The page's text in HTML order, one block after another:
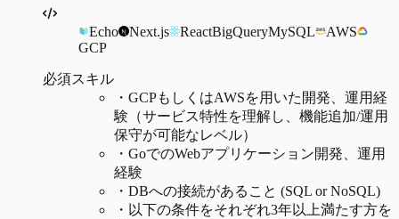
Echo Next.js ReactBigQueryMySQL
AWS
GCP
必須スキル
・ GCPもしくはAWSを用いた開発、運用経
験（サービス特性を理解し、機能追加/運用
保守が可能なレベル）
・ GoでのWebアプリケーション開発、運用
経験
・ DBへの接続があること (SQL or NoSQL)
・ 以下の条件をそれぞれ3年以上満たす方を